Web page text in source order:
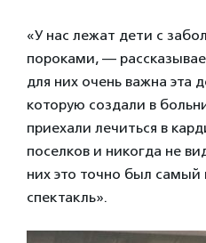
«У нас лежат дети с
пороками, —
для них очень важна эта
которую создали в
приехали лечиться в
поселков и никогда не
них это точно был
спектакль».